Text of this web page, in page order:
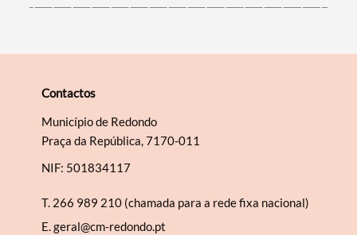
Contactos
Município de Redondo
Praça da República, 7170-011
NIF: 501834117
T. 266 989 210 (chamada para a rede fixa nacional)
E.geral@cm-redondo.pt